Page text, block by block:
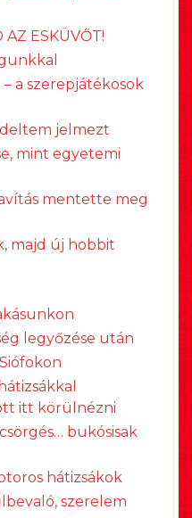
AZ ESKÜVŐT!
a szerepjátékosok
jelmezt
mint egyetemi
mentette meg
majd új hobbit
legyőzése után
itt körülnézni
bukósisak
hátizsákok
szerelem